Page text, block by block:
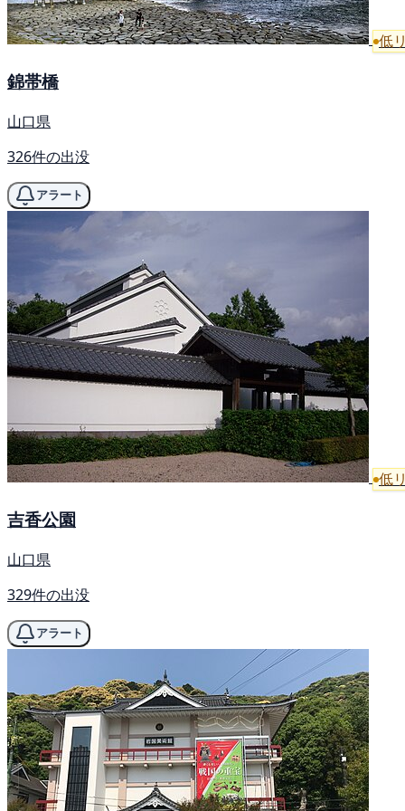
低
錦帯橋
山口県
326件の出没
アラート
低
吉香公園
山口県
329件の出没
アラート